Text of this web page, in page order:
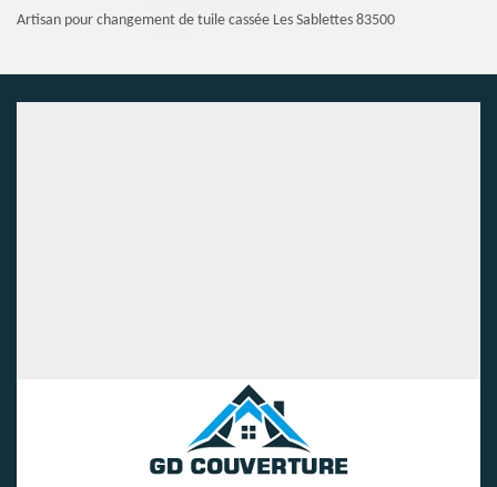
Artisan pour changement de tuile cassée Les Sablettes 83500